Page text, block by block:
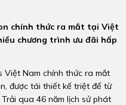
chính thức ra mắt tại Việt
chương trình ưu đãi hấp
Việt Nam chính thức ra mắt
được tái thiết kế triệt để từ
qua 46 năm lịch sử phát